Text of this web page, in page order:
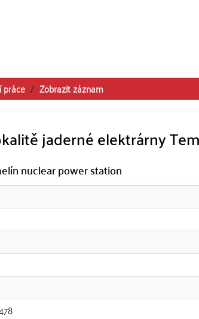
práce
Zobrazit záznam
jaderné elektrárny
nuclear power station